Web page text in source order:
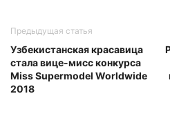
Предыдущая статья
Узбекистанская красавица
стала вице-мисс конкурса
Miss Supermodel Worldwide
2018